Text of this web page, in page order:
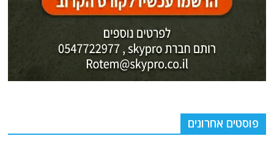
פוסטים אחרונים